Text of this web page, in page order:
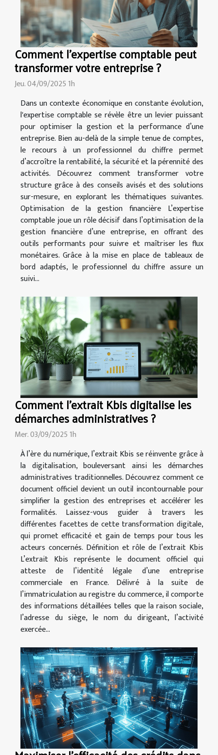
Comment l'expertise comptable peut
transformer votre entreprise ?
Jeu. 04/09/2025 1h
Dans un contexte économique en constante évolution,
l'expertise comptable se révèle être un levier puissant
pour optimiser la gestion et la performance d’une
entreprise. Bien au-delà de la simple tenue de comptes,
le recours à un professionnel du chiffre permet
d’accroître la rentabilité, la sécurité et la pérennité des
activités. Découvrez comment transformer votre
structure grâce à des conseils avisés et des solutions
sur-mesure, en explorant les thématiques suivantes.
Optimisation de la gestion financière L’expertise
comptable joue un rôle décisif dans l’optimisation de la
gestion financière d’une entreprise, en offrant des
outils performants pour suivre et maîtriser les flux
monétaires. Grâce à la mise en place de tableaux de
bord adaptés, le professionnel du chiffre assure un
suivi...
Comment l'extrait Kbis digitalise les
démarches administratives ?
Mer. 03/09/2025 1h
À l’ère du numérique, l’extrait Kbis se réinvente grâce à
la digitalisation, bouleversant ainsi les démarches
administratives traditionnelles. Découvrez comment ce
document officiel devient un outil incontournable pour
simplifier la gestion des entreprises et accélérer les
formalités. Laissez-vous guider à travers les
différentes facettes de cette transformation digitale,
qui promet efficacité et gain de temps pour tous les
acteurs concernés. Définition et rôle de l’extrait Kbis
L’extrait Kbis représente le document officiel qui
atteste de l’identité légale d’une entreprise
commerciale en France. Délivré à la suite de
l’immatriculation au registre du commerce, il comporte
des informations détaillées telles que la raison sociale,
l’adresse du siège, le nom du dirigeant, l’activité
exercée...